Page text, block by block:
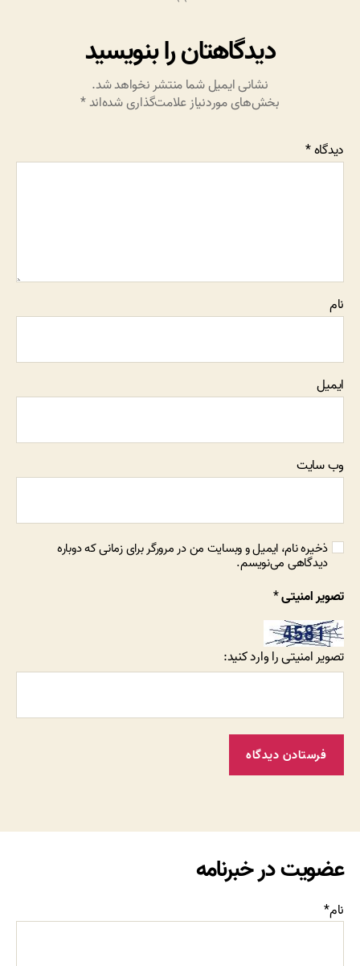
دیدگاهتان را بنویسید
نشانی ایمیل شما منتشر نخواهد شد.
بخش‌های موردنیاز علامت‌گذاری شده‌اند*
دیدگاه*
نام
ایمیل
وب‌ سایت
ذخیره نام، ایمیل و وبسایت من در مرورگر برای زمانی که دوباره
دیدگاهی می‌نویسم.
تصویر امنیتی*
تصویر امنیتی را وارد کنید:
عضویت در خبرنامه
نام*